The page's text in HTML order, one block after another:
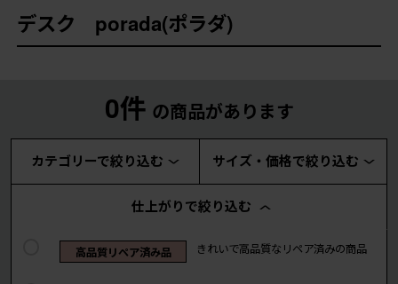
デスク porada(ポラダ)
0件 の商品があります
カテゴリーで絞り込む サイズ・価格で絞り込む
仕上がりで絞り込む
高品質リペア済み品 きれいで高品質なリペア済みの商品